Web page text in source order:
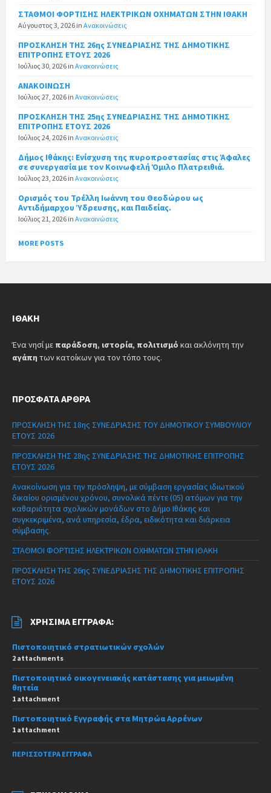
ΣΤΑΘΜΟΙ ΦΟΡΤΙΣΗΣ ΗΛΕΚΤΡΙΚΩΝ ΟΧΗΜΑΤΩΝ ΣΤΗΝ ΙΘΑΚΗ
Αύγουστος 3, 2026 in Ανακοινώσεις
ΠΡΟΣΚΛΗΣΗ ΤΗΣ 26ης ΣΥΝΕΔΡΙΑΣΗΣ ΤΗΣ ΔΗΜΟΤΙΚΗΣ
ΕΠΙΤΡΟΠΗΣ ΕΤΟΥΣ 2026
Ιούλιος 30, 2026 in Ανακοινώσεις
ΑΝΑΚΟΙΝΩΣΗ
Ιούλιος 27, 2026 in Ανακοινώσεις
ΠΡΟΣΚΛΗΣΗ ΤΗΣ 25ης ΣΥΝΕΔΡΙΑΣΗΣ ΤΗΣ ΔΗΜΟΤΙΚΗΣ
ΕΠΙΤΡΟΠΗΣ ΕΤΟΥΣ 2026
Ιούλιος 24, 2026 in Ανακοινώσεις
Δήμος Ιθάκης: Ενίσχυση της πυροπροστασίας στις Άφαλες
σε συνεργασία με τον Κοινωφελή Όμιλο Πλατρειθιά.
Ιούλιος 23, 2026 in Ανακοινώσεις
Ορισμός του Τρέλλη Ιωάννη του Θεοδώρου ως
Αντιδήμαρχου Ύδρευσης, και Παιδείας.
Ιούλιος 21, 2026 in Ανακοινώσεις
MORE POSTS
ΙΘΆΚΗ
Ένα νησί με παράδοση, ιστορία, πολιτισμό και ακλόνητη την
αγάπη των κατοίκων για τον τόπο τους.
ΠΡΌΣΦΑΤΑ ΆΡΘΡΑ
ΠΡΟΣΚΛΗΣΗ ΤΗΣ 18ης ΣΥΝΕΔΡΙΑΣΗΣ ΤΟΥ ΔΗΜΟΤΙΚΟΥ ΣΥΜΒΟΥΛΙΟΥ
ΕΤΟΥΣ 2026
ΠΡΟΣΚΛΗΣΗ ΤΗΣ 28ης ΣΥΝΕΔΡΙΑΣΗΣ ΤΗΣ ΔΗΜΟΤΙΚΗΣ ΕΠΙΤΡΟΠΗΣ
ΕΤΟΥΣ 2026
Ανακοίνωση για την πρόσληψη, με σύμβαση εργασίας ιδιωτικού
δικαίου ορισμένου χρόνου, συνολικά πέντε (05) ατόμων για την
καθαριότητα σχολικών μονάδων στο Δήμο Ιθάκης και
συγκεκριμένα, ανά υπηρεσία, έδρα, ειδικότητα και διάρκεια
σύμβασης.
ΣΤΑΘΜΟΙ ΦΟΡΤΙΣΗΣ ΗΛΕΚΤΡΙΚΩΝ ΟΧΗΜΑΤΩΝ ΣΤΗΝ ΙΘΑΚΗ
ΠΡΟΣΚΛΗΣΗ ΤΗΣ 26ης ΣΥΝΕΔΡΙΑΣΗΣ ΤΗΣ ΔΗΜΟΤΙΚΗΣ ΕΠΙΤΡΟΠΗΣ
ΕΤΟΥΣ 2026
ΧΡΉΣΙΜΑ ΈΓΓΡΑΦΑ:
Πιστοποιητικό στρατιωτικών σχολών
2 attachments
Πιστοποιητικό οικογενειακής κατάστασης για μειωμένη
θητεία
1 attachment
Πιστοποιητικό Εγγραφής στα Μητρώα Αρρένων
1 attachment
ΠΕΡΙΣΣΌΤΕΡΑ ΈΓΓΡΑΦΑ